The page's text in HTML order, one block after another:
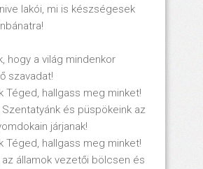
lakói, mi is készségesek
hogy a világ mindenkor
szavadat!
Téged, hallgass meg minket!
Szentatyánk és püspökeink az
járjanak!
Téged, hallgass meg minket!
az államok vezetői bölcsen és